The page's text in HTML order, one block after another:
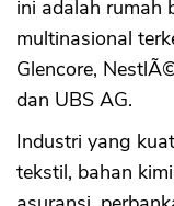
ini adalah rumah
multinasional
Glencore,
dan UBS AG.
Industri yang
tekstil, bahan